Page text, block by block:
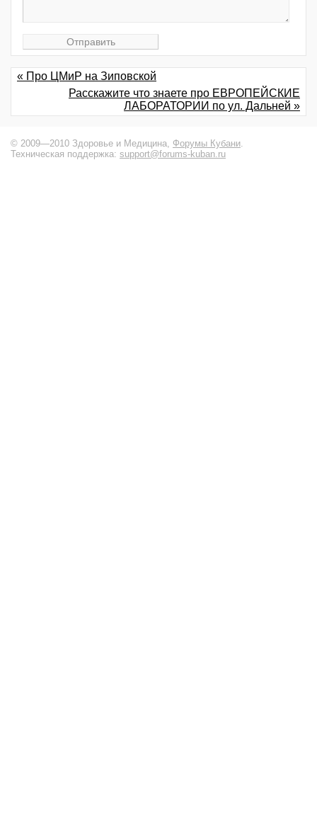
« Про ЦМиР на Зиповской
Расскажите что знаете про ЕВРОПЕЙСКИЕ
ЛАБОРАТОРИИ по ул. Дальней »
© 2009—2010 Здоровье и Медицина, Форумы Кубани
Техническая поддержка: support@forums-kuban.ru